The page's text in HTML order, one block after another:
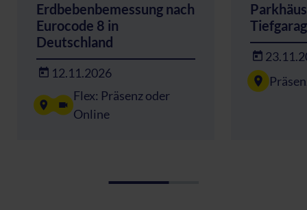
Erdbebenbemessung nach
Eurocode 8 in
Deutschland
12.11.2026
Flex: Präsenz oder
Online